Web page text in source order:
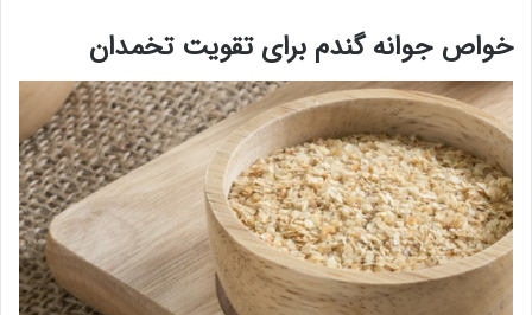
خواص جوانه گندم برای تقویت تخمدان